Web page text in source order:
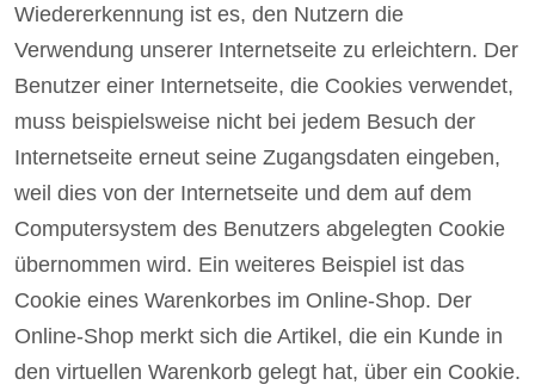
Wiedererkennung ist es, den Nutzern die
Verwendung unserer Internetseite zu erleichtern. Der
Benutzer einer Internetseite, die Cookies verwendet,
muss beispielsweise nicht bei jedem Besuch der
Internetseite erneut seine Zugangsdaten eingeben,
weil dies von der Internetseite und dem auf dem
Computersystem des Benutzers abgelegten Cookie
übernommen wird. Ein weiteres Beispiel ist das
Cookie eines Warenkorbes im Online-Shop. Der
Online-Shop merkt sich die Artikel, die ein Kunde in
den virtuellen Warenkorb gelegt hat, über ein Cookie.